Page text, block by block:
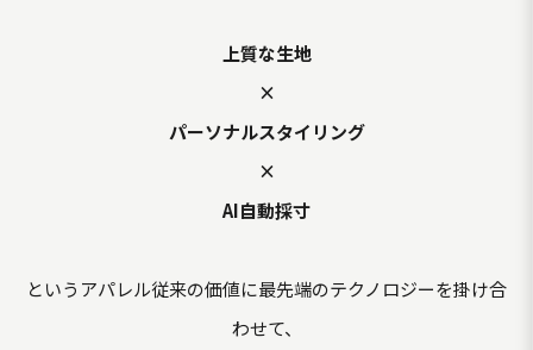
上質な生地
×
パーソナルスタイリング
×
AI自動採寸
というアパレル従来の価値に最先端のテクノロジーを掛け合
わせて、